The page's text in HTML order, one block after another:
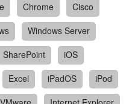
Chrome
Cisco
Windows Server
SharePoint
iOS
Excel iPadOS
iPod